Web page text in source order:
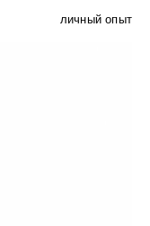
личный опыт